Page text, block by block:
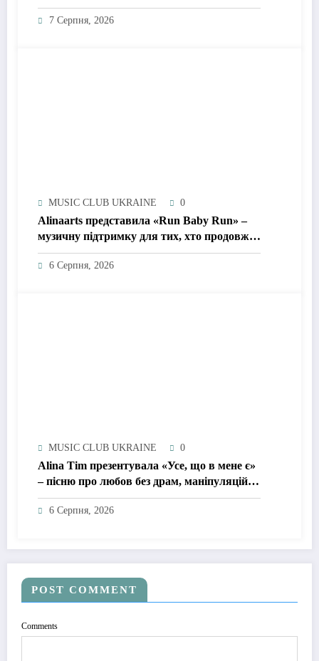
у мовчанні
7 Серпня, 2026
MUSIC CLUB UKRAINE 0
Alinaarts представила «Run Baby Run» –
музичну підтримку для тих, хто продовжує
жити попри війну
6 Серпня, 2026
MUSIC CLUB UKRAINE 0
Alina Tim презентувала «Усе, що в мене є»
– пісню про любов без драм, маніпуляцій і
зайвих ігор
6 Серпня, 2026
POST COMMENT
Comments